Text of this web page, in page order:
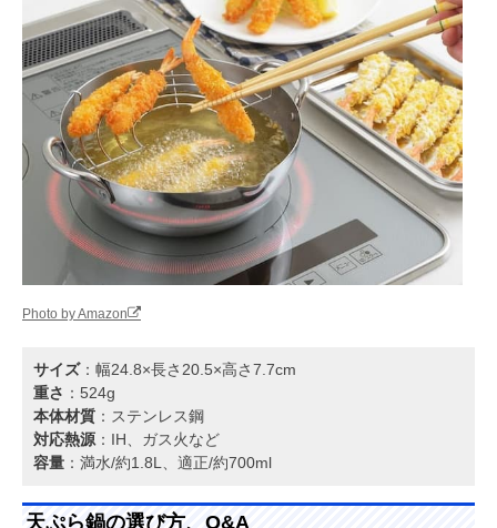
Photo by Amazon
サイズ：幅24.8×長さ20.5×高さ7.7cm
重さ ：524g
本体材質 ：ステンレス鋼
対応熱源 ：IH、ガス火など
容量 ：満水/約1.8L、適正/約700ml
天ぷら鍋の選び方、Q&A